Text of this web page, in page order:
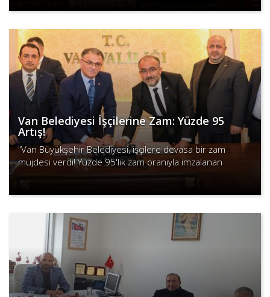
Van Belediyesi İşçilerine Zam: Yüzde 95
Artış!
"Van Büyükşehir Belediyesi, işçilere devasa bir zam
müjdesi verdi! Yüzde 95'lik zam oranıyla imzalanan
sözleşmeyle işçilerin maaşları rekor düzeyde artacak."..